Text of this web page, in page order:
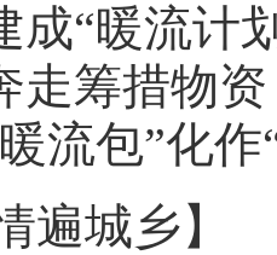
成“暖流计
走筹措物
流包”化
遍城乡】